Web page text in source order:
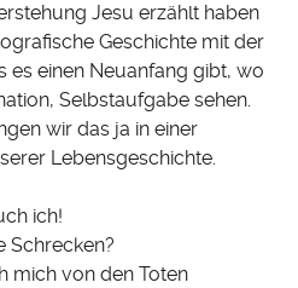
Jesu erzählt haben
Geschichte mit der
es einen Neuanfang gibt, wo
Selbstaufgabe sehen.
wir das ja in einer
Lebensgeschichte.
ich!
Schrecken?
mich von den Toten